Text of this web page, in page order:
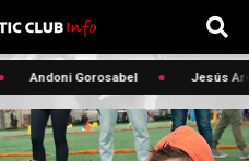
Andoni Gorosabel Jesús